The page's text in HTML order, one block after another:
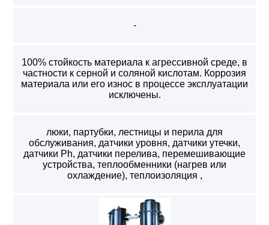
-
100% стойкость материала к агрессивной среде, в
частности к серной и соляной кислотам. Коррозия
материала или его износ в процессе эксплуатации
исключены.
люки, партубки, лестницы и перила для
обслуживания, датчики уровня, датчики утечки,
датчики Ph, датчики перелива, перемешивающие
устройства, теплообменники (нагрев или
охлаждение), теплоизоляция ,